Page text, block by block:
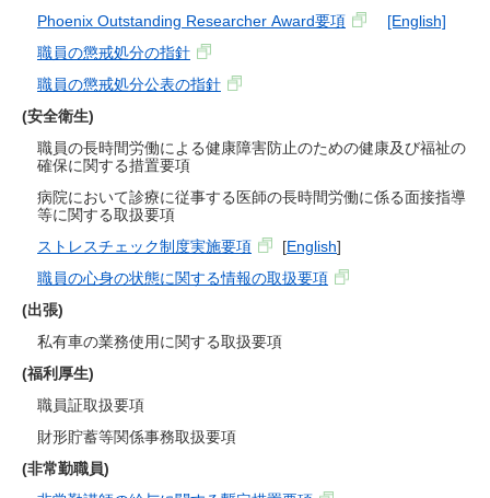
Phoenix Outstanding Researcher Award要項
[English]
職員の懲戒処分の指針
職員の懲戒処分公表の指針
(安全衛生)
職員の長時間労働による健康障害防止のための健康及び福祉の
確保に関する措置要項
病院において診療に従事する医師の長時間労働に係る面接指導
等に関する取扱要項
ストレスチェック制度実施要項
[English]
職員の心身の状態に関する情報の取扱要項
(出張)
私有車の業務使用に関する取扱要項
(福利厚生)
職員証取扱要項
財形貯蓄等関係事務取扱要項
(非常勤職員)